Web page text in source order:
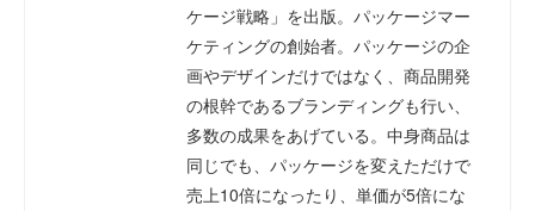
ケージ戦略」を出版。パッケージマー
ケティングの創始者。パッケージの企
画やデザインだけではなく、商品開発
の根幹であるブランディングも行い、
多数の成果をあげている。中身商品は
同じでも、パッケージを変えただけで
売上10倍になったり、単価が5倍にな